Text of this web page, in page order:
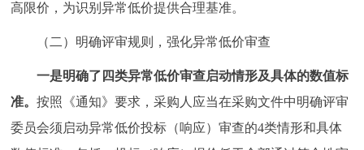
高限价，为识别异常低价提供合理基准。
（二）明确评审规则，强化异常低价审查
一是明确了四类异常低价审查启动情形及具体的数值标
准。按照《通知》要求，采购人应当在采购文件中明确评审
委员会须启动异常低价投标（响应）审查的4类情形和具体